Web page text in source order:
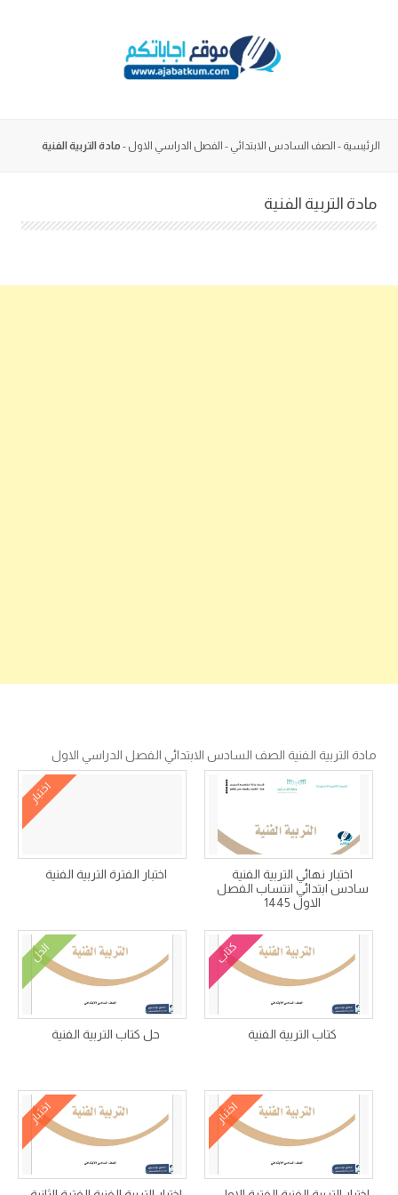
الرئيسية - الصف السادس الابتدائي - الفصل الدراسي الاول - مادة التربية الفنية
مادة التربية الفنية
مادة التربية الفنية الصف السادس الابتدائي الفصل الدراسي الاول
اختبار نهائي التربية الفنية
سادس ابتدائي انتساب الفصل
الاول 1445
اختبار
اختبار الفترة التربية الفنية
كتاب
كتاب التربية الفنية
الحل
حل كتاب التربية الفنية
اختبار اختبار